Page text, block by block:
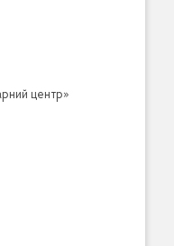
центр»